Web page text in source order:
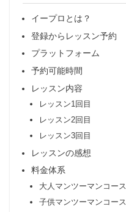
イープロとは？
登録からレッスン予約
プラットフォーム
予約可能時間
レッスン内容
レッスン1回目
レッスン2回目
レッスン3回目
レッスンの感想
料金体系
大人マンツーマンコース
子供マンツーマンコース